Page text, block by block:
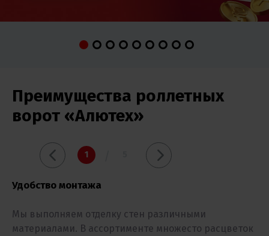
Преимущества роллетных
ворот «Алютех»
1
Удобство монтажа
Мы выполняем отделку стен различными
материалами. В ассортименте множесто расцветок